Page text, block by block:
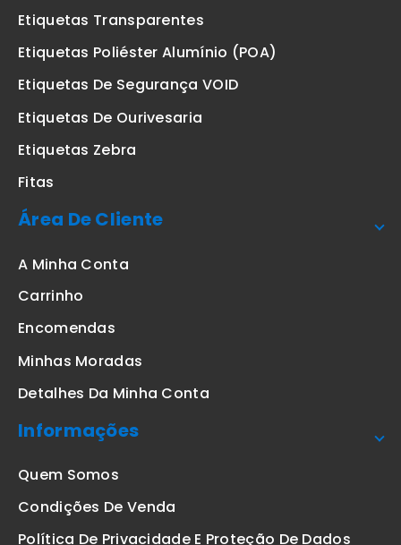
Etiquetas Transparentes
Etiquetas Poliéster Alumínio (POA)
Etiquetas De Segurança VOID
Etiquetas De Ourivesaria
Etiquetas Zebra
Fitas
Área De Cliente
A Minha Conta
Carrinho
Encomendas
Minhas Moradas
Detalhes Da Minha Conta
Informações
Quem Somos
Condições De Venda
Política De Privacidade E Proteção De Dados